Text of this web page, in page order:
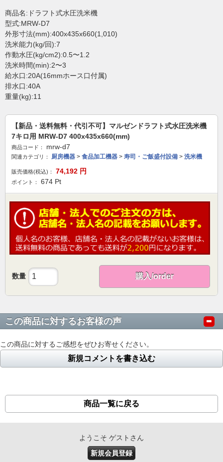
商品名:ドラフト式水圧洗米機
型式:MRW-D7
外形寸法(mm):400x435x660(1,010)
洗米能力(kg/回):7
作動水圧(kg/cm2):0.5〜1.2
洗米時間(min):2〜3
給水口:20A(16mmホース口付属)
排水口:40A
重量(kg):11
【新品・送料無料・代引不可】マルゼンドラフト式水圧洗米機
7キロ用 MRW-D7 400x435x660(mm)
商品コード： mrw-d7
関連カテゴリ： 厨房機器 > 食品加工機器 > 寿司・ご飯盛付設備 > 洗米機
販売価格(税込)： 74,192 円
ポイント： 674 Pt
数量 購入/order
この商品に対するお客様の声
この商品に対するご感想をぜひお寄せください。
新規コメントを書き込む
商品一覧に戻る
ようこそ ゲストさん
新規会員登録